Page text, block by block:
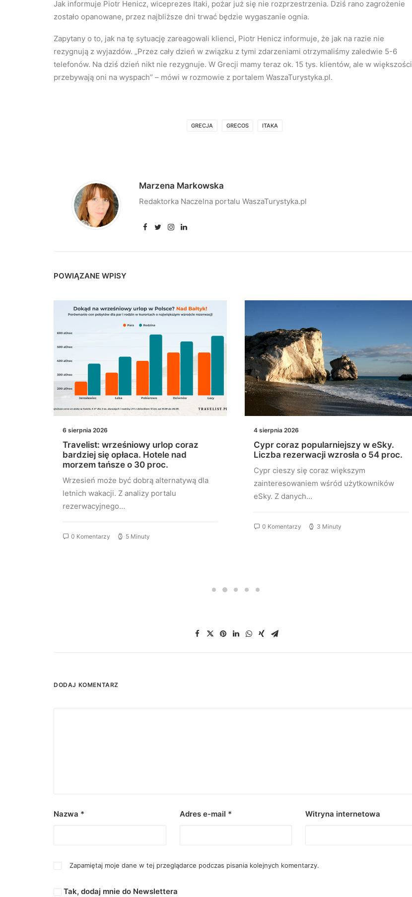
Jak informuje Piotr Henicz, wiceprezes Itaki, pożar już się nie rozprzestrzenia. Dziś rano zagrożenie
zostało opanowane, przez najbliższe dni trwać będzie wygaszanie ognia.
Zapytany o to, jak na tę sytuację zareagowali klienci, Piotr Henicz informuje, że jak na razie nie
rezygnują z wyjazdów. „Przez cały dzień w związku z tymi zdarzeniami otrzymaliśmy zaledwie 5-6
telefonów. Na dziś dzień nikt nie rezygnuje. W Grecji mamy teraz ok. 15 tys. klientów, ale w większości
przebywają oni na wyspach” – mówi w rozmowie z portalem WaszaTurystyka.pl.
GRECJA GRECOS ITAKA
Marzena Markowska
Redaktorka Naczelna portalu WaszaTurystyka.pl
POWIĄZANE WPISY
6 sierpnia 2026
Travelist: wrześniowy urlop coraz
bardziej się opłaca. Hotele nad
morzem tańsze o 30 proc.
Wrzesień może być dobrą alternatywą dla
letnich wakacji. Z analizy portalu
rezerwacyjnego…
0 Komentarzy 5 Minuty
4 sierpnia 2026
Cypr coraz popularniejszy w eSky.
Liczba rezerwacji wzrosła o 54 proc.
Cypr cieszy się coraz większym
zainteresowaniem wśród użytkowników
eSky. Z danych…
0 Komentarzy 3 Minuty
DODAJ KOMENTARZ
Nazwa * Adres e-mail * Witryna internetowa
Zapamiętaj moje dane w tej przeglądarce podczas pisania kolejnych komentarzy.
Tak, dodaj mnie do Newslettera